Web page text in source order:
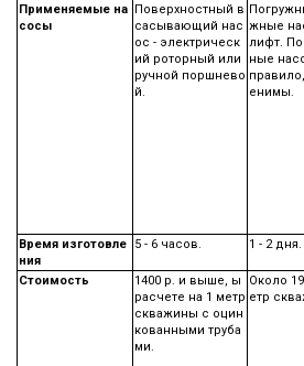
Применяемые на
сосы
Поверхностный в
сасывающий нас
ос - электрическ
ий роторный или
ручной поршнево
й.
жные
лифт.
ные
енимы.
Время изготовле
ния
5 - 6 часов. 1 - 2 дня.
Стоимость
1400 р. и выше, ы
расчете на 1 метр
скважины с оцин
кованными труба
ми.
Около
етр